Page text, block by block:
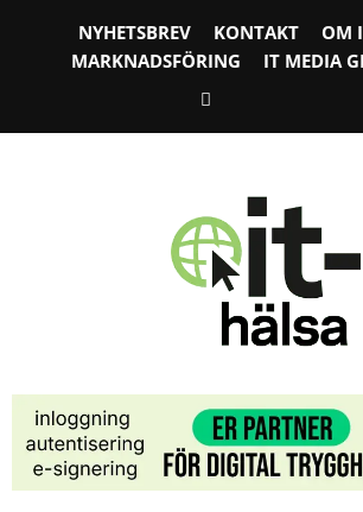
NYHETSBREV KONTAKT
OM
MARKNADSFÖRING
IT MEDIA